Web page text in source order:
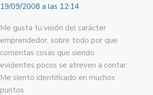
19/09/2008 a las 12:14
Me gusta tu visión del carácter
emprendedor, sobre todo por que
comentas cosas que siendo
evidentes pocos se atreven a contar.
Me siento identificado en muchos
puntos.